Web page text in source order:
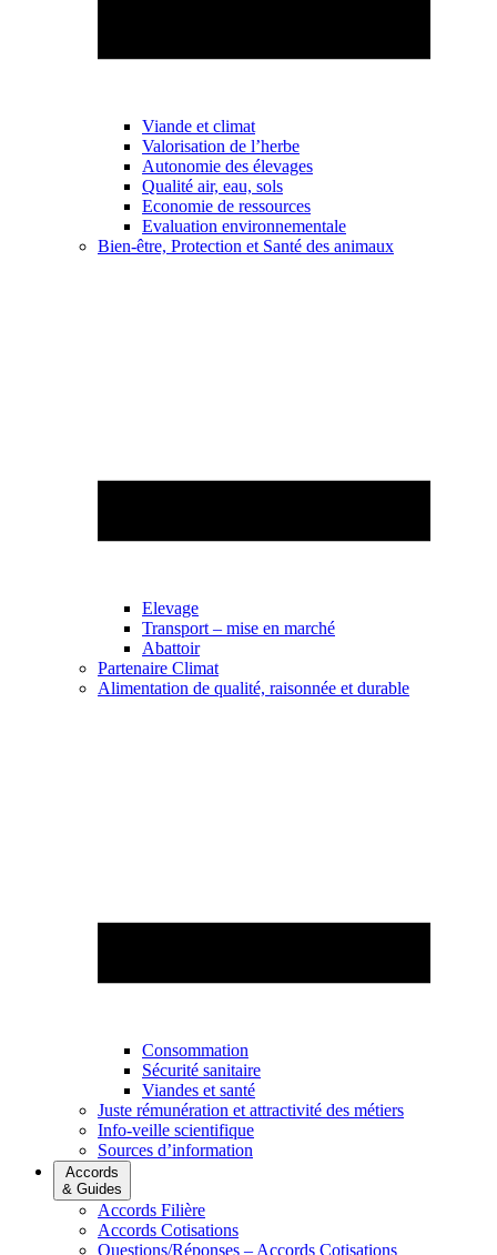
Viande et climat
Valorisation de l’herbe
Autonomie des élevages
Qualité air, eau, sols
Economie de ressources
Evaluation environnementale
Bien-être, Protection et Santé des animaux
Elevage
Transport – mise en marché
Abattoir
Partenaire Climat
Alimentation de qualité, raisonnée et durable
Consommation
Sécurité sanitaire
Viandes et santé
Juste rémunération et attractivité des métiers
Info-veille scientifique
Sources d’information
Accords
& Guides
Accords Filière
Accords Cotisations
Questions/Réponses – Accords Cotisations